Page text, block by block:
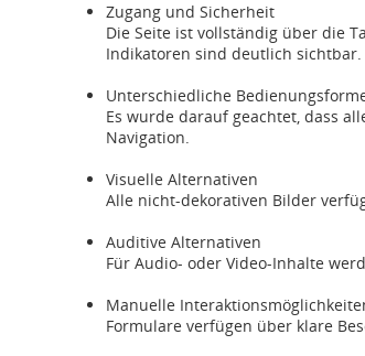
Zugang und Sicherheit
Die Seite ist vollständig über die
Indikatoren sind deutlich sichtbar.
Unterschiedliche
Es wurde darauf geachtet, dass
Navigation.
Visuelle Alternativen
Alle nicht-dekorativen Bilder
Auditive Alternativen
Für Audio- oder Video-Inhalte
Manuelle
Formulare verfügen über klare